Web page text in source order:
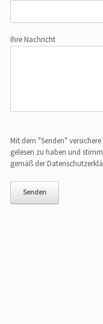
Ihre Nachricht
Mit dem "Senden"
gelesen zu haben und
gemäß der